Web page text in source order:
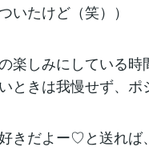
いたけど（笑））
楽しみにしている時
ときは我慢せず、ポ
きだよー♡と送れば